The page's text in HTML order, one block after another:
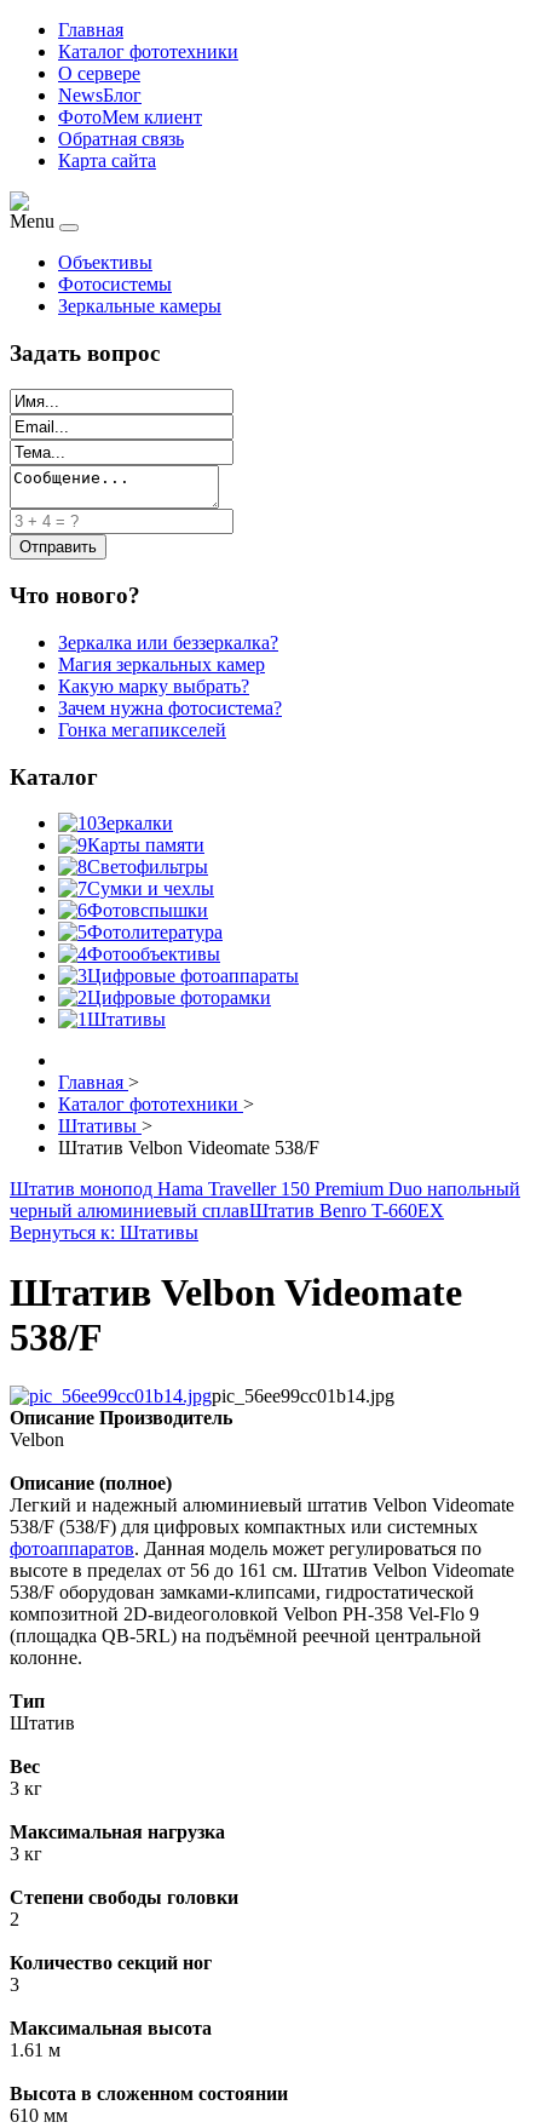
Главная
Каталог фототехники
О сервере
NewsБлог
ФотоМем клиент
Обратная связь
Карта сайта
Menu
Объективы
Фотосистемы
Зеркальные камеры
Задать вопрос
Что нового?
Зеркалка или беззеркалка?
Магия зеркальных камер
Какую марку выбрать?
Зачем нужна фотосистема?
Гонка мегапикселей
Каталог
Зеркалки
Карты памяти
Светофильтры
Сумки и чехлы
Фотовспышки
Фотолитература
Фотообъективы
Цифровые фотоаппараты
Цифровые фоторамки
Штативы
Главная >
Каталог фототехники >
Штативы >
Штатив Velbon Videomate 538/F
Штатив монопод Hama Traveller 150 Premium Duo напольный
черный алюминиевый сплавШтатив Benro T-660EX
Вернуться к: Штативы
Штатив Velbon Videomate
538/F
pic_56ee99cc01b14.jpg
Описание Производитель
Velbon
Описание (полное)
Легкий и надежный алюминиевый штатив Velbon Videomate
538/F (538/F) для цифровых компактных или системных
фотоаппаратов. Данная модель может регулироваться по
высоте в пределах от 56 до 161 см. Штатив Velbon Videomate
538/F оборудован замками-клипсами, гидростатической
композитной 2D-видеоголовкой Velbon PH-358 Vel-Flo 9
(площадка QB-5RL) на подъёмной реечной центральной
колонне.
Тип
Штатив
Вес
3 кг
Максимальная нагрузка
3 кг
Степени свободы головки
2
Количество секций ног
3
Максимальная высота
1.61 м
Высота в сложенном состоянии
610 мм